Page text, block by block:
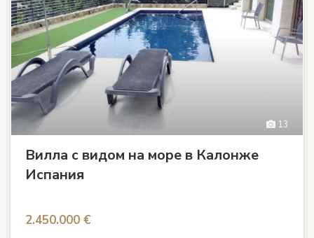
13
Вилла с видом на море в Калонже
Испания
2.450.000 €